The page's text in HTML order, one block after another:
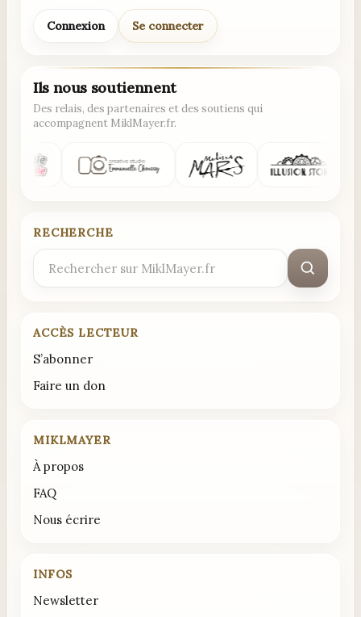
Connexion Se connecter
Ils nous soutiennent
Des relais, des partenaires et des soutiens qui
accompagnent MiklMayer.fr.
RECHERCHE
Rechercher
ACCÈS LECTEUR
S’abonner
Faire un don
MIKLMAYER
À propos
FAQ
Nous écrire
INFOS
Newsletter